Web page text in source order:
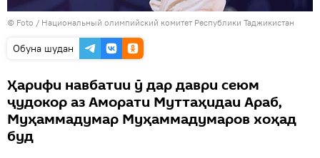
© Foto / Национальный олимпийский комитет Республики Таджикистан
Обуна шудан
Ҳарифи навбатии ӯ дар даври сеюм
ҷудокор аз Аморати Муттаҳидаи Араб,
Муҳаммадумар Муҳаммадумаров хоҳад
буд